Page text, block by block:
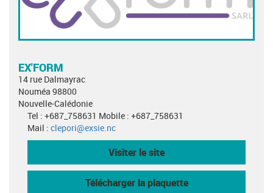
EX'FORM
14 rue Dalmayrac
Nouméa 98800
Nouvelle-Calédonie
Tel : +687_758631 Mobile : +687_758631
Mail : clepori@exsie.nc
Visiter le site
Télécharger la plaquette